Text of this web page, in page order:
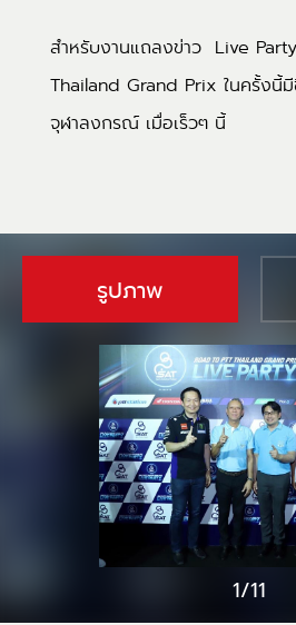
สำหรับงานแถลงข่าว Live
Thailand Grand Prix ในครั้งนี้
จุฬาลงกรณ์ เมื่อเร็วๆ นี้
รูปภาพ
1/11